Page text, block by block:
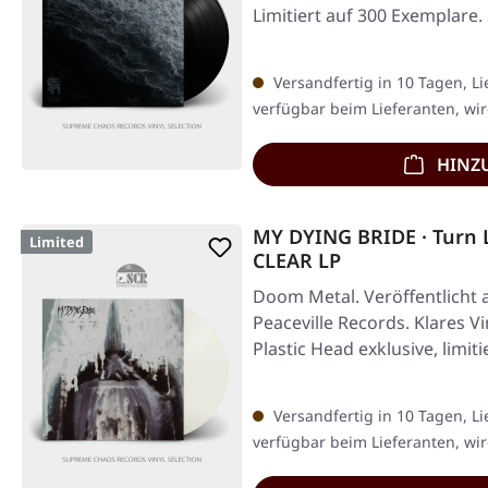
Limitiert auf 300
Versandfertig in 10 Tagen,
verfügbar beim Lieferanten,
Limited
MY DYING BRIDE ·
CLEAR LP
Doom Metal. Veröffentlicht
Peaceville Records. Klares
Plastic Head exklusive,
Versandfertig in 10 Tagen,
verfügbar beim Lieferanten,